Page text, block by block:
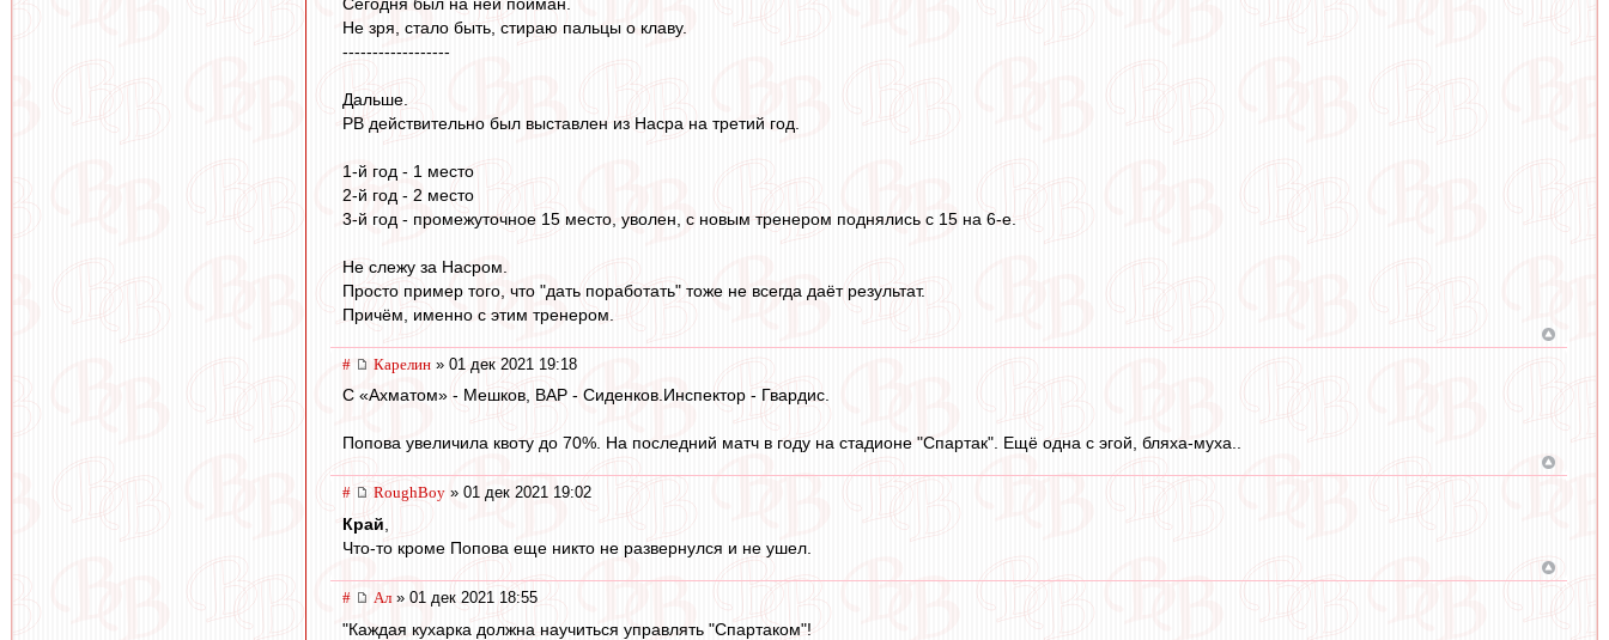
Не зря, стало быть, стираю пальцы о клаву.
------------------
Дальше.
РВ действительно был выставлен из Насра на третий год.
1-й год - 1 место
2-й год - 2 место
3-й год - промежуточное 15 место, уволен, с новым тренером поднялись с 15 на 6-е.
Не слежу за Насром.
Просто пример того, что "дать поработать" тоже не всегда даёт результат.
Причём, именно с этим тренером.
# Карелин » 01 дек 2021 19:18
С «Ахматом» - Мешков, ВАР - Сиденков.Инспектор - Гвардис.
Попова увеличила квоту до 70%. На последний матч в году на стадионе "Спартак". Ещё одна с эгой, бляха-муха..
# RoughBoy » 01 дек 2021 19:02
Край
Что-то кроме Попова еще никто не развернулся и не ушел.
# Ал » 01 дек 2021 18:55
"Каждая кухарка должна научиться управлять "Спартаком"!